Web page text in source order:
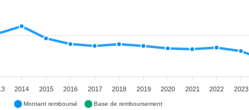
2014 2015 2016 2017 2018 2019 2020 2021 2022 2023
Montant remboursé Base de remboursement